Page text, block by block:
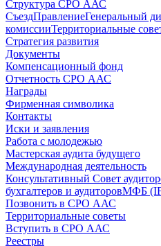
Структура СРО ААС
СъездПравлениеГенеральный
комиссииТерриториальные
Стратегия развития
Документы
Компенсационный фонд
Отчетность СРО ААС
Награды
Фирменная символика
Контакты
Иски и заявления
Работа с молодежью
Мастерская аудита будущего
Международная деятельность
Консультативный Совет
бухгалтеров и аудиторовМФБ
Позвонить в СРО ААС
Территориальные советы
Вступить в СРО ААС
Реестры